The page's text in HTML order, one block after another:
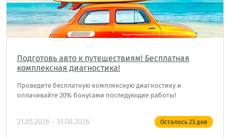
Подготовь авто к путешествиям! Бесплатная
комплексная диагностика!
Проведите бесплатную комплексную диагностику и
оплачивайте 20% бонусами последующие работы!
21.05.2026 - 31.08.2026 Осталось 23 дня